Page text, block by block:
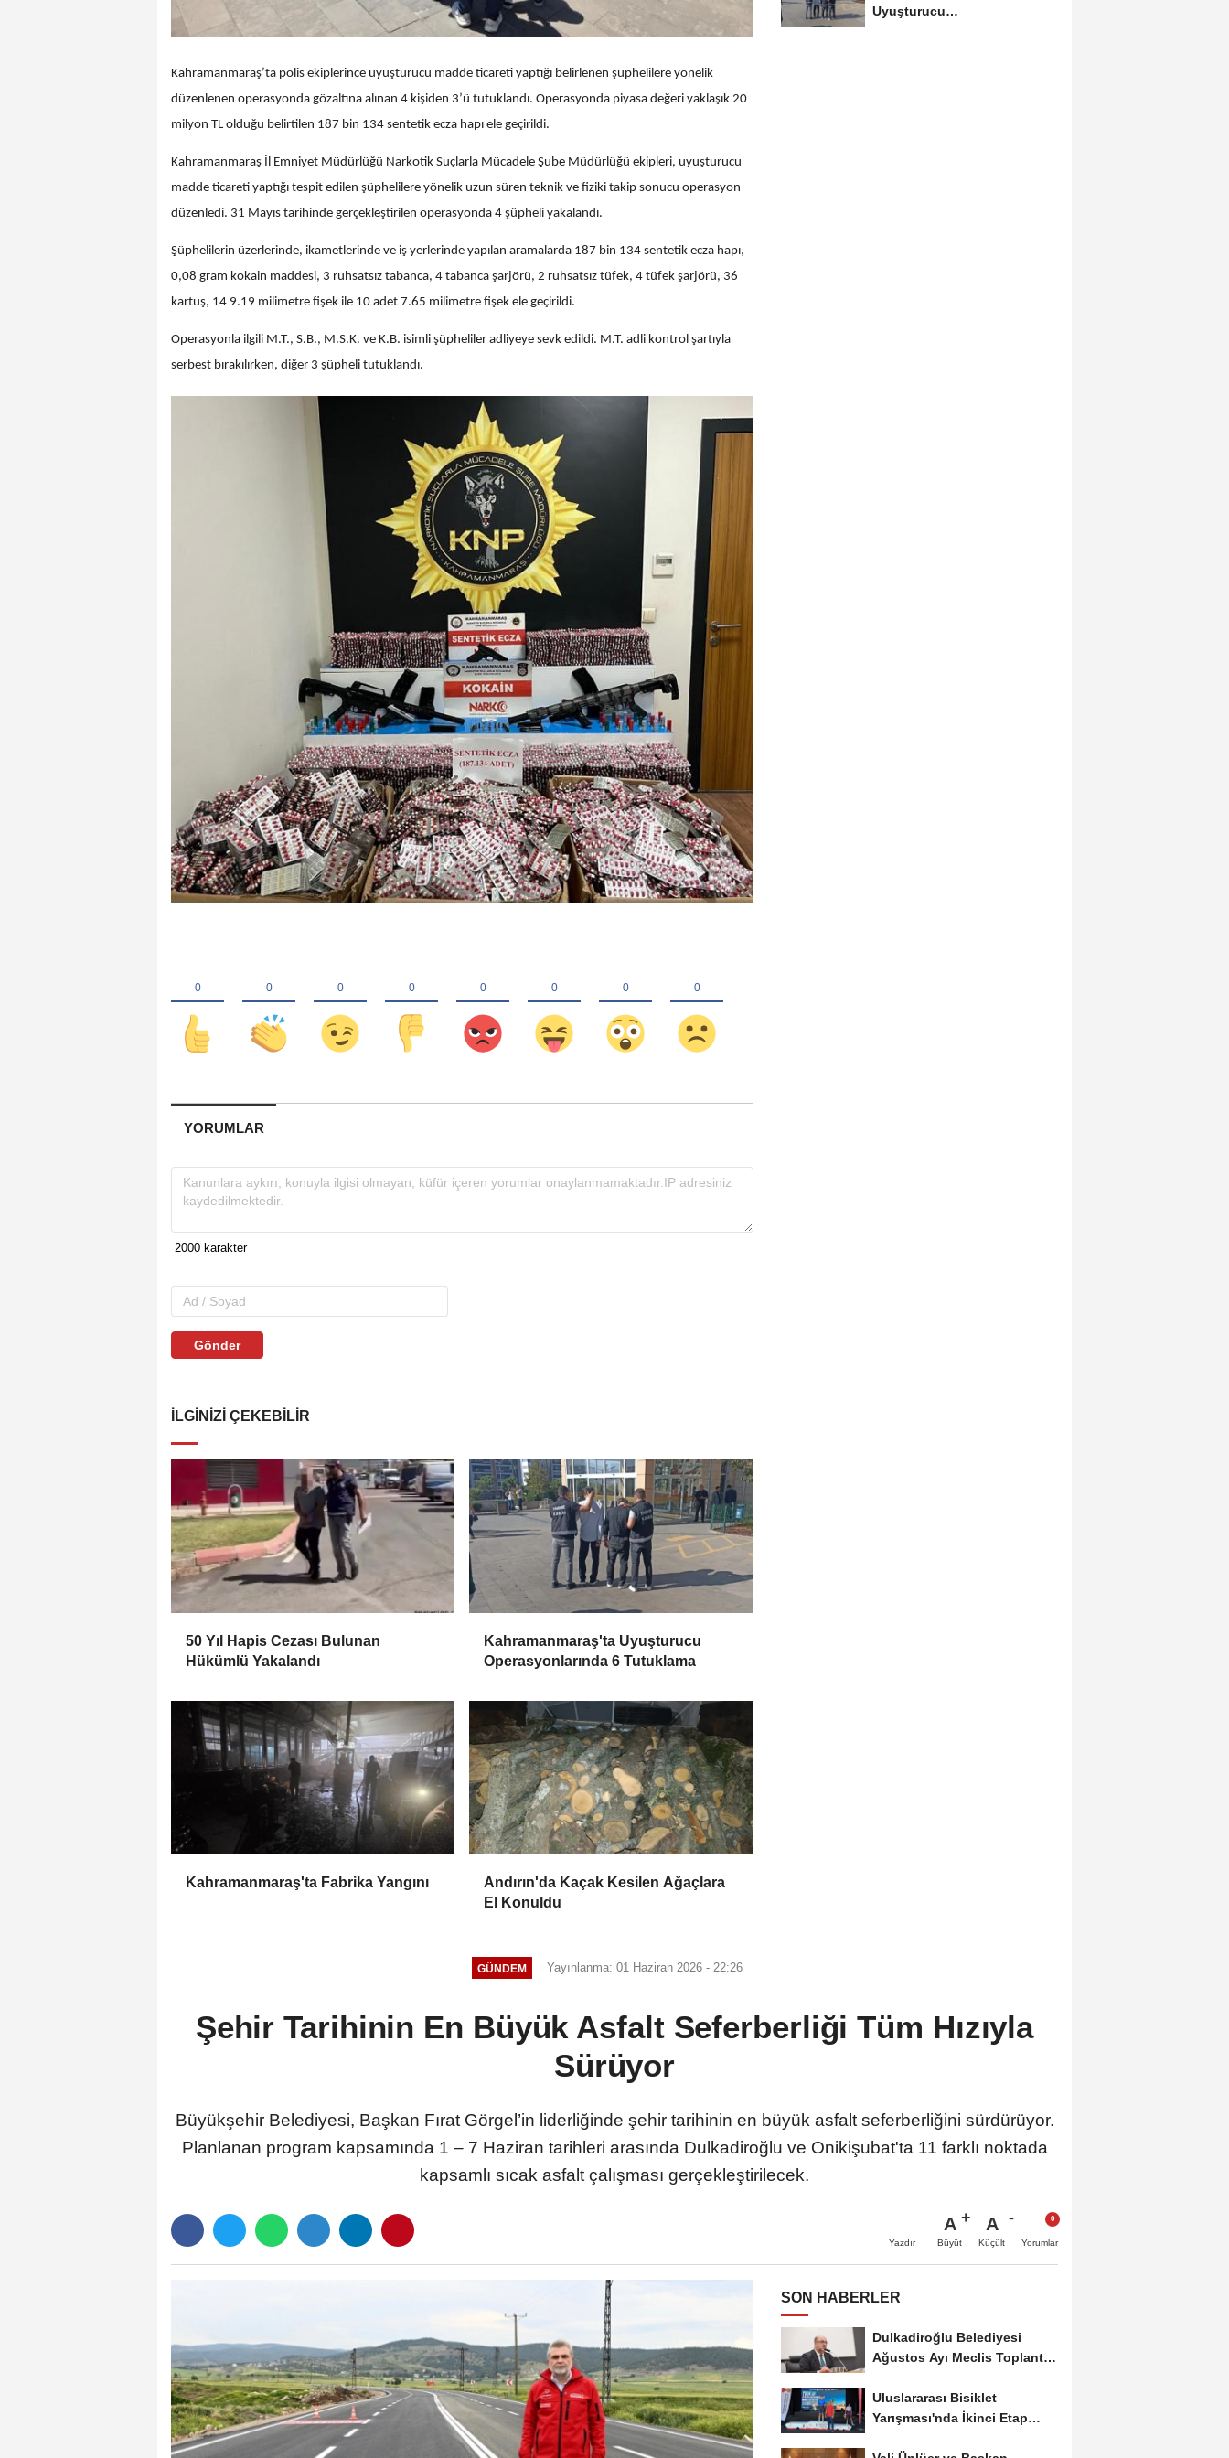
Kahramanmaraş’ta polis ekiplerince uyuşturucu madde ticareti yaptığı belirlenen şüphelilere yönelik
düzenlenen operasyonda gözaltına alınan 4 kişiden 3’ü tutuklandı. Operasyonda piyasa değeri yaklaşık 20
milyon TL olduğu belirtilen 187 bin 134 sentetik ecza hapı ele geçirildi.
Kahramanmaraş İl Emniyet Müdürlüğü Narkotik Suçlarla Mücadele Şube Müdürlüğü ekipleri, uyuşturucu
madde ticareti yaptığı tespit edilen şüphelilere yönelik uzun süren teknik ve fiziki takip sonucu operasyon
düzenledi. 31 Mayıs tarihinde gerçekleştirilen operasyonda 4 şüpheli yakalandı.
Şüphelilerin üzerlerinde, ikametlerinde ve iş yerlerinde yapılan aramalarda 187 bin 134 sentetik ecza hapı,
0,08 gram kokain maddesi, 3 ruhsatsız tabanca, 4 tabanca şarjörü, 2 ruhsatsız tüfek, 4 tüfek şarjörü, 36
kartuş, 14 9.19 milimetre fişek ile 10 adet 7.65 milimetre fişek ele geçirildi.
Operasyonla ilgili M.T., S.B., M.S.K. ve K.B. isimli şüpheliler adliyeye sevk edildi. M.T. adli kontrol şartıyla
serbest bırakılırken, diğer 3 şüpheli tutuklandı.
YORUMLAR
Gönder
İLGINIZI ÇEKEBILIR
50 Yıl Hapis Cezası Bulunan
Hükümlü Yakalandı
Kahramanmaraş'ta Uyuşturucu
Operasyonlarında 6 Tutuklama
Kahramanmaraş'ta Fabrika Yangını
Andırın'da Kaçak Kesilen Ağaçlara
El Konuldu
Uyuşturucu
GÜNDEM Yayınlanma: 01 Haziran 2026 - 22:26
Şehir Tarihinin En Büyük Asfalt Seferberliği Tüm Hızıyla
Sürüyor
Büyükşehir Belediyesi, Başkan Fırat Görgel’in liderliğinde şehir tarihinin en büyük asfalt seferberliğini sürdürüyor.
Planlanan program kapsamında 1 – 7 Haziran tarihleri arasında Dulkadiroğlu ve Onikişubat'ta 11 farklı noktada
kapsamlı sıcak asfalt çalışması gerçekleştirilecek.
Yazdır
A
Büyüt
A
Küçült Yorumlar
SON HABERLER
Dulkadiroğlu Belediyesi
Ağustos Ayı Meclis Toplantısı
Uluslararası Bisiklet
Yarışması'nda İkinci Etap